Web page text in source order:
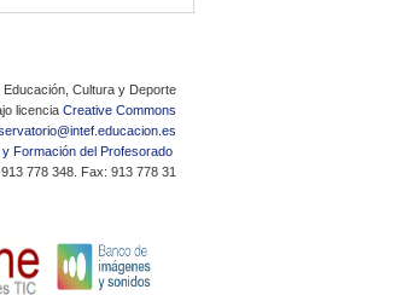
Cultura y Deporte
licencia Creative Commons
Formación del Profesorado
778 348. Fax: 913 778 31